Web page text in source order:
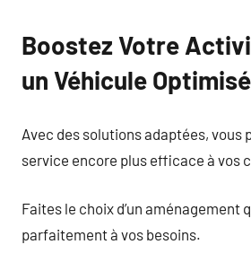
Boostez Votre
un Véhicule Optimisé
Avec des solutions adaptées, vous
service encore plus efficace à vos
Faites le choix d’un aménagement
parfaitement à vos besoins.